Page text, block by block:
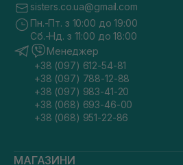
sisters.co.ua@gmail.com
Пн.-Пт. з 10:00 до 19:00
Сб.-Нд. з 11:00 до 18:00
Менеджер
+38 (097) 612-54-81
+38 (097) 788-12-88
+38 (097) 983-41-20
+38 (068) 693-46-00
+38 (068) 951-22-86
МАГАЗИНИ